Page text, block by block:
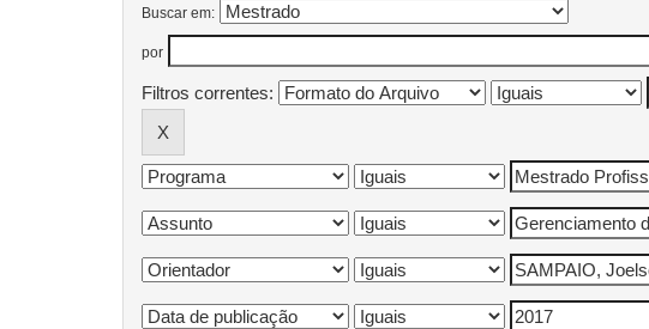
Buscar em:
por
Filtros correntes: